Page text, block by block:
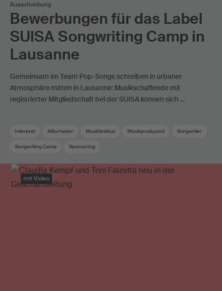
Ausschreibung
Bewerbungen für das Label
SUISA Songwriting Camp in
Lausanne
Gemeinsam im Team Pop-Songs schreiben in urbaner
Atmosphäre mitten in Lausanne: Musikschaffende mit
registrierter Mitgliedschaft bei der SUISA können sich …
Interpret Miturheber Musikfestival Musikproduzent Songwriter
Songwriting Camp Sponsoring
mit Video